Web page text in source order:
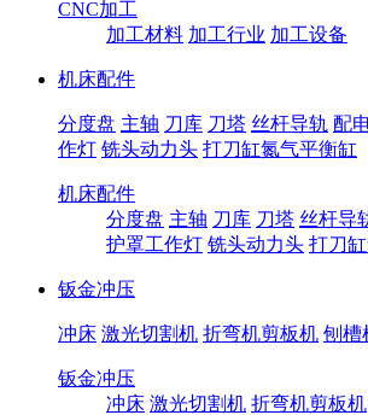
CNC加工
加工材料 加工行业 加工设备
机床配件
分度盘 主轴 刀库 刀塔 丝杆导轨 配
作灯 铣头动力头 打刀缸氮气平衡缸
机床配件
分度盘 主轴 刀库 刀塔 丝杆导
护罩工作灯 铣头动力头 打刀
钣金冲压
冲床 激光切割机 折弯机剪板机 刨槽
钣金冲压
冲床 激光切割机 折弯机剪板机